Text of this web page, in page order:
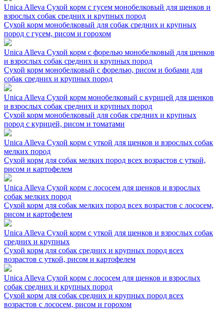
Unica Alleva Сухой корм с гусем монобелковый для щенков и
взрослых собак средних и крупных пород
Сухой корм монобелковый для собак средних и крупных
пород с гусем, рисом и горохом
Unica Alleva Сухой корм с форелью монобелковый для щенков
и взрослых собак средних и крупных пород
Сухой корм монобелковый с форелью, рисом и бобами для
собак средних и крупных пород
Unica Alleva Сухой корм монобелковый с курицей для щенков
и взрослых собак средних и крупных пород
Сухой корм монобелковый для собак средних и крупных
пород с курицей, рисом и томатами
Unica Alleva Сухой корм с уткой для щенков и взрослых собак
мелких пород
Сухой корм для собак мелких пород всех возрастов с уткой,
рисом и картофелем
Unica Alleva Сухой корм с лососем для щенков и взрослых
собак мелких пород
Сухой корм для собак мелких пород всех возрастов с лососем,
рисом и картофелем
Unica Alleva Сухой корм с уткой для щенков и взрослых собак
средних и крупных
Сухой корм для собак средних и крупных пород всех
возрастов с уткой, рисом и картофелем
Unica Alleva Сухой корм с лососем для щенков и взрослых
собак средних и крупных пород
Сухой корм для собак средних и крупных пород всех
возрастов с лососем, рисом и горохом